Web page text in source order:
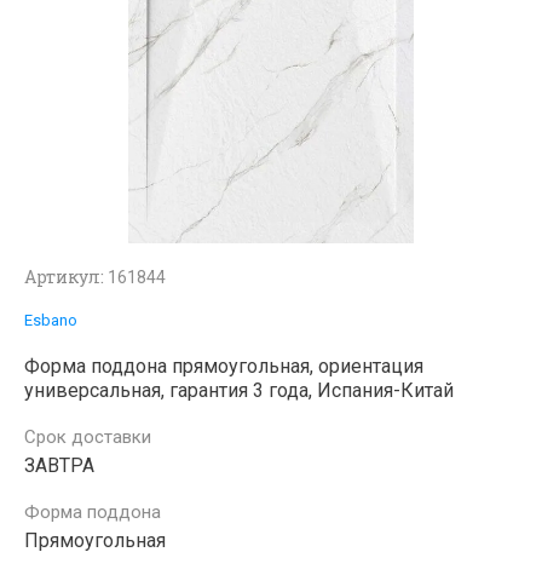
Артикул: 161844
Esbano
Форма поддона прямоугольная, ориентация
универсальная, гарантия 3 года, Испания-Китай
Срок доставки
ЗАВТРА
Форма поддона
Прямоугольная